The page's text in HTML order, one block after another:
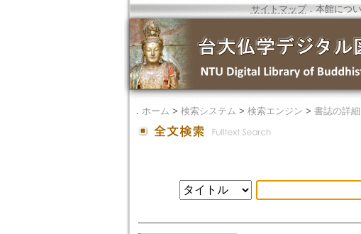
サイトマップ．本館につ
． ホーム > 検索システム > 検索エンジン > 書誌の詳